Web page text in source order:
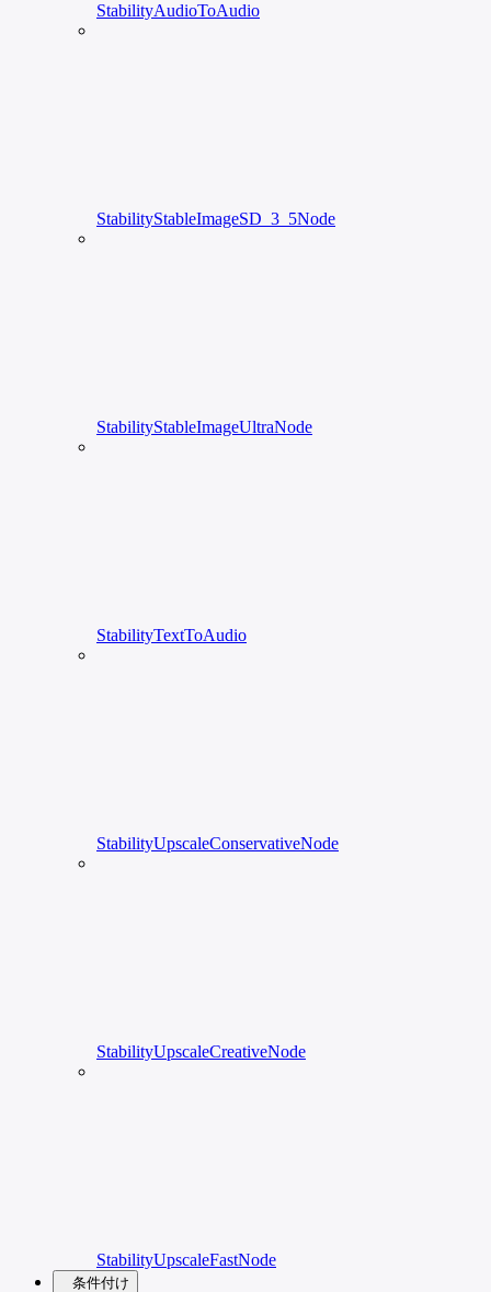
StabilityAudioToAudio
StabilityStableImageSD_3_5Node
StabilityStableImageUltraNode
StabilityTextToAudio
StabilityUpscaleConservativeNode
StabilityUpscaleCreativeNode
StabilityUpscaleFastNode
条件付け